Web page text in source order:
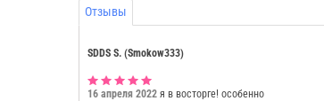
Отзывы
SDDS S. (Smokow333)
16 апреля 2022 я в восторге! особенно